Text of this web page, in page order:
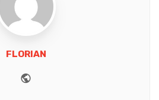
FLORIAN